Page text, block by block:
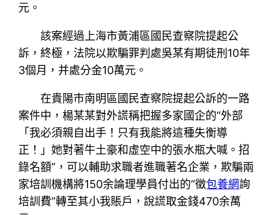
元。
該案經過上海市黃浦區國民查察院提起公
訴，終極，法院以欺騙罪判處吳某有期徒刑10年
3個月，并處分金10萬元。
在貴陽市南明區國民查察院提起公訴的一路
案件中，楊某某對外謊稱把握多家國企的“外部
「我必須親自出手！只有我能將這種失衡導
正！」她對著牛土豪和虛空中的張水瓶大喊。招
錄名額”，可以輔助求職者進職著名企業，欺騙兩
家培訓機構將150余論理學員付出的“徵包養網詢
培訓費”轉至其小我賬戶，說謊取金錢470余萬